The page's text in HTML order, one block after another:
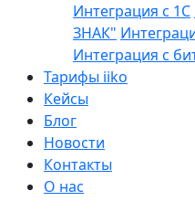
Интеграция с 1С
ЗНАК"
Интеграция с
Тарифы iiko
Кейсы
Блог
Новости
Контакты
О нас